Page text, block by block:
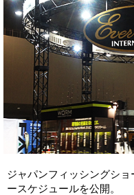
ジャパンフィッシングシ
ースケジュールを公開。